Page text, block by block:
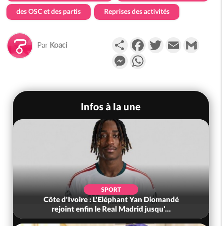
des OSC et des partis Reprises des activités
Par Koaci PartagerFacebookTwitterEmail
Messenger
Infos à la une
SPORT
Côte d'Ivoire : L'Eléphant Yan Diomandé
rejoint enfin le Real Madrid jusqu'...